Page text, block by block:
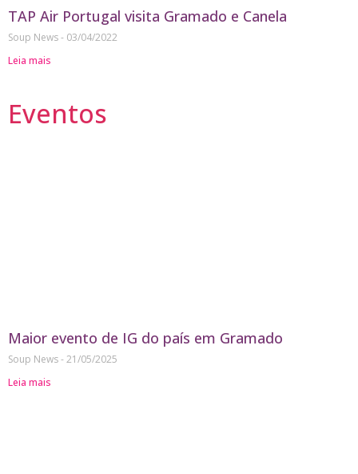
TAP Air Portugal visita Gramado e Canela
Soup News
03/04/2022
Leia mais
Eventos
Maior evento de IG do país em Gramado
Soup News 21/05/2025
Leia mais